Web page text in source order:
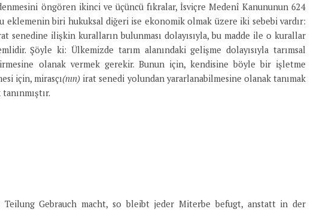
öngören ikinci ve üçüncü fıkralar, İsviçre Medenî Kanununun 624
eklemenin biri hukuksal diğeri ise ekonomik olmak üzere iki sebebi vardır:
senedine ilişkin kuralların bulunması dolayısıyla, bu madde ile o kurallar
Şöyle ki: Ülkemizde tarım alanındaki gelişme dolayısıyla tarımsal
olanak vermek gerekir. Bunun için, kendisine böyle bir işletme
için, mirasçı(nın) irat senedi yolundan yararlanabilmesine olanak tanımak
Gebrauch macht, so bleibt jeder Miterbe befugt, anstatt in der